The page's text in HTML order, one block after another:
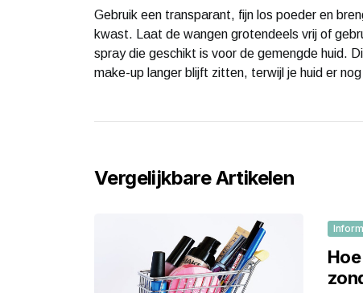
Gebruik een transparant, fijn los poeder en
kwast. Laat de wangen grotendeels vrij of
spray die geschikt is voor de gemengde huid.
make-up langer blijft zitten, terwijl je huid er
Vergelijkbare Artikelen